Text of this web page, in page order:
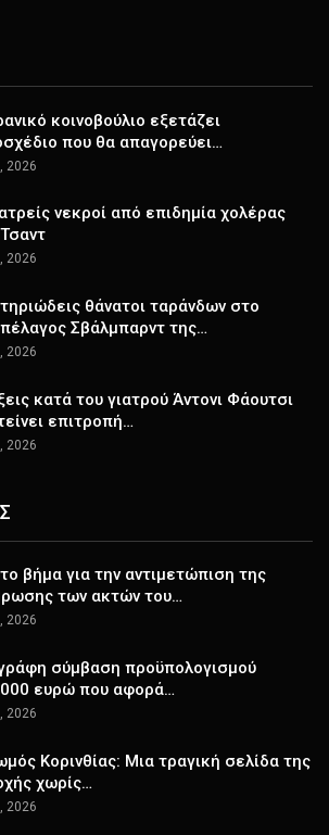
κοινοβούλιο εξετάζει
που θα απαγορεύει…
2026
νεκροί από επιδημία χολέρας
2026
θάνατοι ταράνδων στο
Σβάλμπαρντ της…
2026
κατά του γιατρού Άντονι Φάουτσι
επιτροπή…
2026
βήμα για την αντιμετώπιση της
των ακτών του…
2026
σύμβαση προϋπολογισμού
ευρώ που αφορά…
2026
Κορινθίας: Μια τραγική σελίδα της
χωρίς…
2026